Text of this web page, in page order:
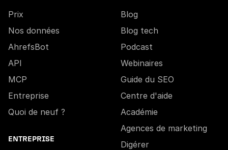
Prix
Nos données
AhrefsBot
API
MCP
Entreprise
Quoi de neuf ?
ENTREPRISE
Blog
Blog tech
Podcast
Webinaires
Guide du SEO
Centre d'aide
Académie
Agences de marketing
Digérer